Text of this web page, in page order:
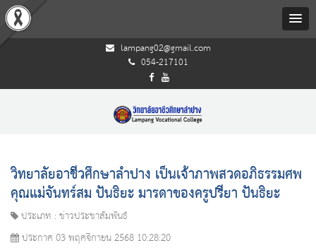
lampang02@gmail.com
054-217101
วิทยาลัยอาชีวศึกษาลำปาง เป็นเจ้าภาพสวดอภิธรรมศพ
คุณแม่จันทร์สม ปันธิยะ มารดาของครูปรียา ปันธิยะ
ประเภท : ข่าวประชาสัมพันธ์
ประกาศ 03 พฤศจิกายน 2568 10:28:20